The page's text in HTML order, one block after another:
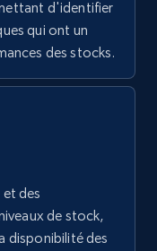
d'identifier
qui ont un
des stocks.
des
de stock,
disponibilité des